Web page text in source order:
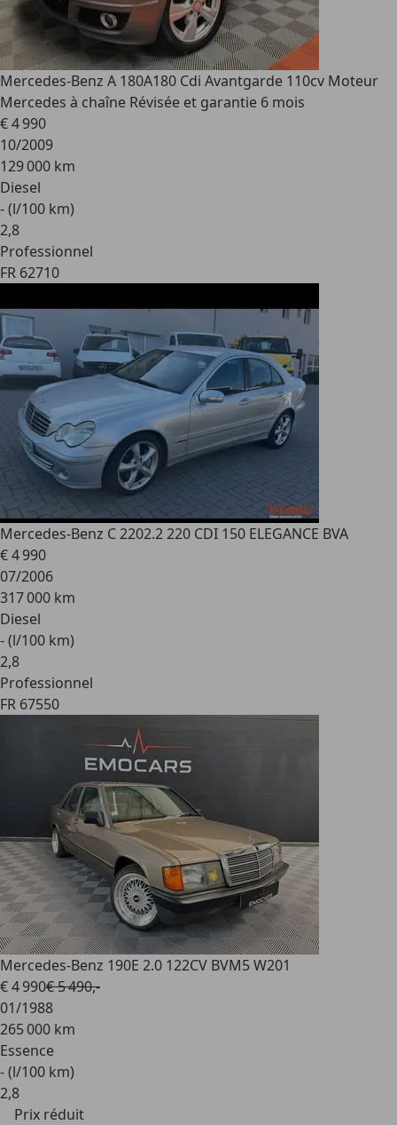
Mercedes-Benz A 180A180 Cdi Avantgarde 110cv Moteur
Mercedes à chaîne Révisée et garantie 6 mois
€ 4 990
10/2009
129 000 km
Diesel
- (l/100 km)
2,8
Professionnel
FR 62710
Mercedes-Benz C 2202.2 220 CDI 150 ELEGANCE BVA
€ 4 990
07/2006
317 000 km
Diesel
- (l/100 km)
2,8
Professionnel
FR 67550
Mercedes-Benz 190E 2.0 122CV BVM5 W201
€ 4 990€ 5 490,-
01/1988
265 000 km
Essence
- (l/100 km)
2,8
Prix réduit